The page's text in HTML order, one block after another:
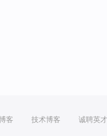
客 技术博客 诚聘英才